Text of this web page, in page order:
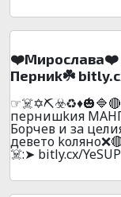
❤️Mиpocлaвa❤️
Пepниk☘️
пepнишkия
Бopчeв и зa
дeвeтo
☠️:➤ bitly.cx/YeSUP